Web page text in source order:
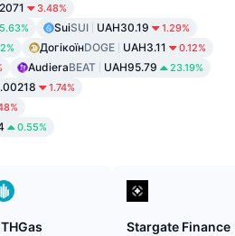
3.48%
SuiSUI UAH30.19 1.29%
ДогікоїнDOGE UAH3.11 0.12%
AudieraBEAT UAH95.79 23.19%
1.74%
0.55%
Stargate Finance